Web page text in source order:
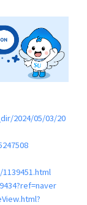
2024/05/03/20